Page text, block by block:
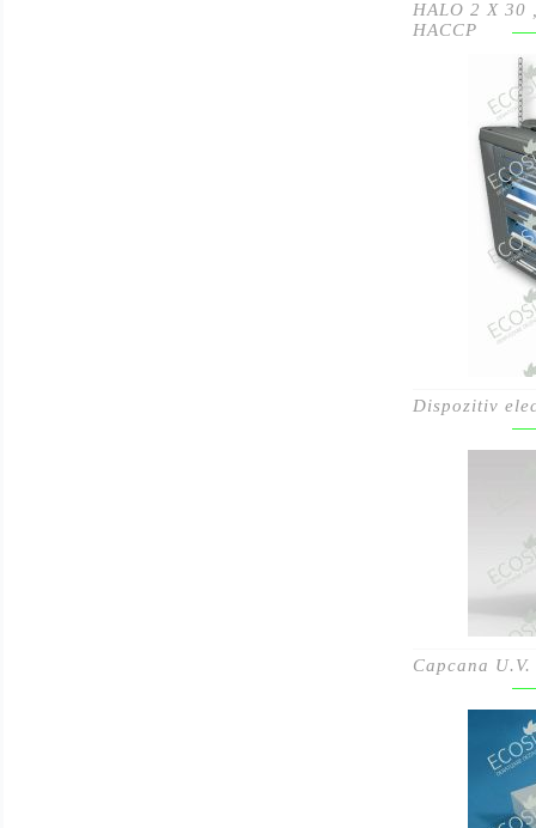
HALO 2 X 30
HACCP
Dispozitiv
Capcana